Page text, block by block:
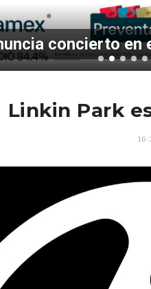
concierto en
Linkin Park